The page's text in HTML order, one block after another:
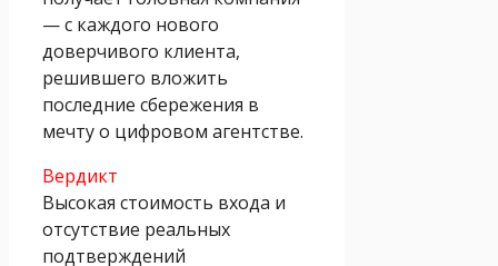
— с каждого нового
доверчивого клиента,
решившего вложить
последние сбережения в
мечту о цифровом агентстве.
Вердикт
Высокая стоимость входа и
отсутствие реальных
подтверждений